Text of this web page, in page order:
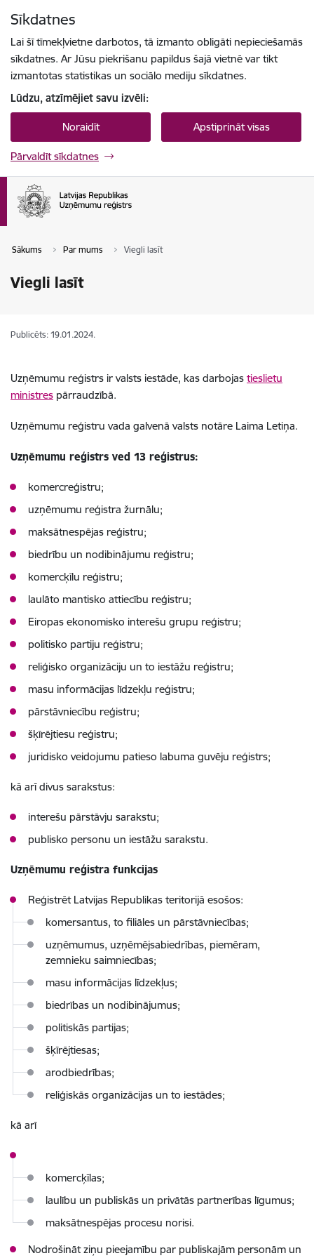
Sīkdatnes
Lai šī tīmekļvietne darbotos, tā izmanto obligāti nepieciešamās
sīkdatnes. Ar Jūsu piekrišanu papildus šajā vietnē var tikt
izmantotas statistikas un sociālo mediju sīkdatnes.
Lūdzu, atzīmējiet savu izvēli:
Noraidīt Apstiprināt visas
Pārvaldīt sīkdatnes
Sākums Par mums Viegli lasīt
Viegli lasīt
Publicēts: 19.01.2024.
Uzņēmumu reģistrs ir valsts iestāde, kas darbojas tieslietu
ministres pārraudzībā.
Uzņēmumu reģistru vada galvenā valsts notāre Laima Letiņa.
Uzņēmumu reģistrs ved 13 reģistrus:
komercreģistru;
uzņēmumu reģistra žurnālu;
maksātnespējas reģistru;
biedrību un nodibinājumu reģistru;
komercķīlu reģistru;
laulāto mantisko attiecību reģistru;
Eiropas ekonomisko interešu grupu reģistru;
politisko partiju reģistru;
reliģisko organizāciju un to iestāžu reģistru;
masu informācijas līdzekļu reģistru;
pārstāvniecību reģistru;
šķīrējtiesu reģistru;
juridisko veidojumu patieso labuma guvēju reģistrs;
kā arī divus sarakstus:
interešu pārstāvju sarakstu;
publisko personu un iestāžu sarakstu.
Uzņēmumu reģistra funkcijas
Reģistrēt Latvijas Republikas teritorijā esošos:
komersantus, to filiāles un pārstāvniecības;
uzņēmumus, uzņēmējsabiedrības, piemēram,
zemnieku saimniecības;
masu informācijas līdzekļus;
biedrības un nodibinājumus;
politiskās partijas;
šķīrējtiesas;
arodbiedrības;
reliģiskās organizācijas un to iestādes;
kā arī
komercķīlas;
laulību un publiskās un privātās partnerības līgumus;
maksātnespējas procesu norisi.
Nodrošināt ziņu pieejamību par publiskajām personām un